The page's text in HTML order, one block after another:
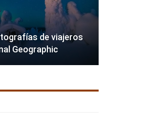
de viajeros
Geographic